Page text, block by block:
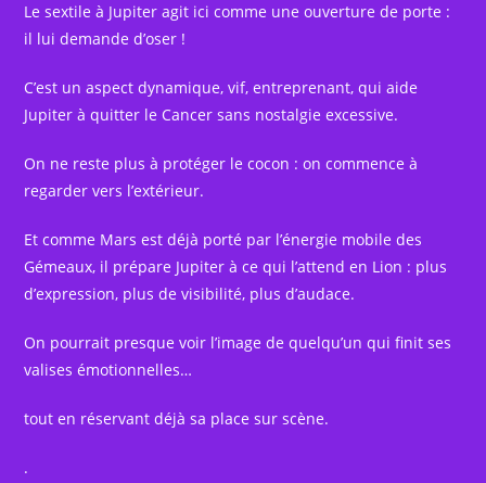
Le sextile à Jupiter agit ici comme une ouverture de porte :
il lui demande d’oser !
C’est un aspect dynamique, vif, entreprenant, qui aide
Jupiter à quitter le Cancer sans nostalgie excessive.
On ne reste plus à protéger le cocon : on commence à
regarder vers l’extérieur.
Et comme Mars est déjà porté par l’énergie mobile des
Gémeaux, il prépare Jupiter à ce qui l’attend en Lion : plus
d’expression, plus de visibilité, plus d’audace.
On pourrait presque voir l’image de quelqu’un qui finit ses
valises émotionnelles…
tout en réservant déjà sa place sur scène.
.